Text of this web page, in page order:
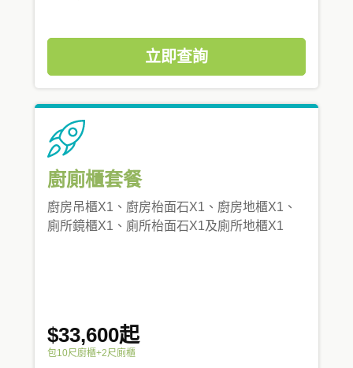
立即查詢
廚廁櫃套餐
廚房吊櫃X1、廚房枱面石X1、廚房地櫃X1、
廁所鏡櫃X1、廁所枱面石X1及廁所地櫃X1
$33,600起
包10尺廚櫃+2尺廁櫃